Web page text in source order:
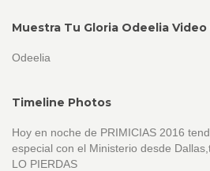
Muestra Tu Gloria Odeelia Video
Odeelia
Timeline Photos
Hoy en noche de PRIMICIAS 2016
especial con el Ministerio desde
LO PIERDAS